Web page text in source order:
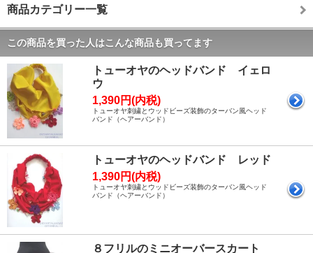
商品カテゴリー一覧
この商品を買った人はこんな商品も買ってます
トューオヤのヘッドバンド イェロ
ウ
1,390円(内税)
トューオヤ刺繍とウッドビーズ装飾のターバン風ヘッド
バンド（ヘアーバンド）
トューオヤのヘッドバンド レッド
1,390円(内税)
トューオヤ刺繍とウッドビーズ装飾のターバン風ヘッド
バンド（ヘアーバンド）
８フリルのミニオーバースカート